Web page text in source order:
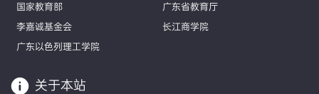
国家教育部
广东省教育厅
李嘉诚基金会
长江商学院
广东以色列理工学院
关于本站